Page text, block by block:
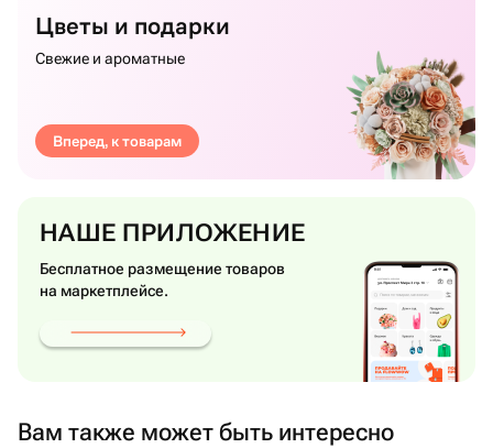
Цветы и подарки
Свежие и ароматные
Вперед, к товарам
НАШЕ ПРИЛОЖЕНИЕ
Бесплатное размещение товаров
на маркетплейсе.
Вам также может быть интересно